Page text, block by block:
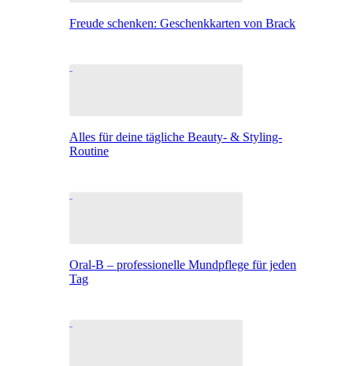
Freude schenken: Geschenkkarten von Brack
Alles für deine tägliche Beauty- & Styling-
Routine
Oral-B – professionelle Mundpflege für jeden
Tag